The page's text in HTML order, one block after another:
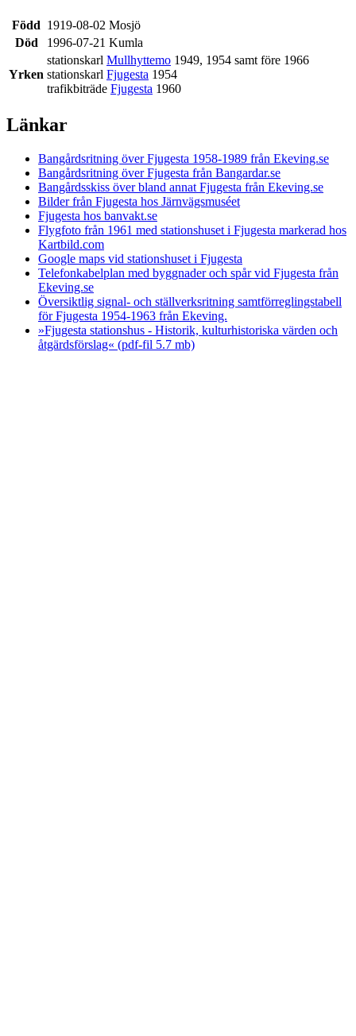
Född 1919-08-02 Mosjö
Död
1996-07-21 Kumla
Yrken
stationskarl Mullhyttemo 1949, 1954 samt före 1966
stationskarl Fjugesta 1954
trafikbiträde Fjugesta 1960
Länkar
Bangårdsritning över Fjugesta 1958-1989 från Ekeving.se
Bangårdsritning över Fjugesta från Bangardar.se
Bangårdsskiss över bland annat Fjugesta från Ekeving.se
Bilder från Fjugesta hos Järnvägsmuséet
Fjugesta hos banvakt.se
Flygfoto från 1961 med stationshuset i Fjugesta markerad hos
Kartbild.com
Google maps vid stationshuset i Fjugesta
Telefonkabelplan med byggnader och spår vid Fjugesta från
Ekeving.se
Översiktlig signal- och ställverksritning samtförreglingstabell
för Fjugesta 1954-1963 från Ekeving.
»Fjugesta stationshus - Historik, kulturhistoriska värden och
åtgärdsförslag« (pdf-fil 5.7 mb)